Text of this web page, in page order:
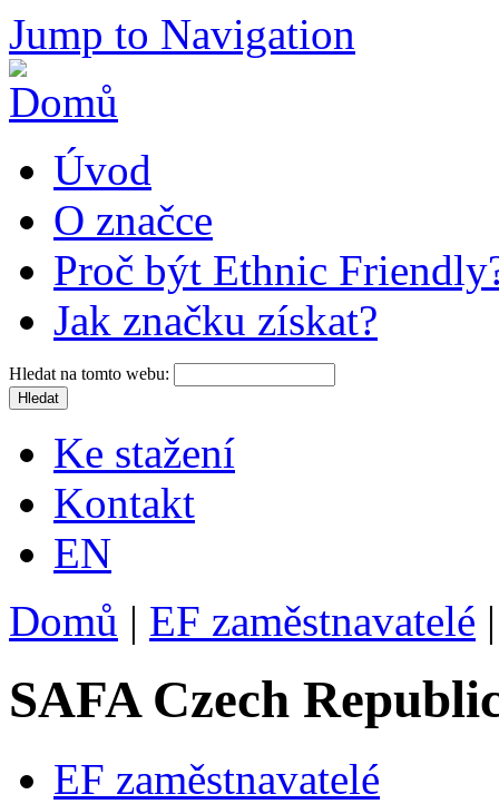
Jump to Navigation
Úvod
O značce
Proč být Ethnic
Jak značku získat?
Hledat na tomto webu:
Ke stažení
Kontakt
EN
Domů | EF zaměstnavatelé
SAFA Czech
EF zaměstnavatelé